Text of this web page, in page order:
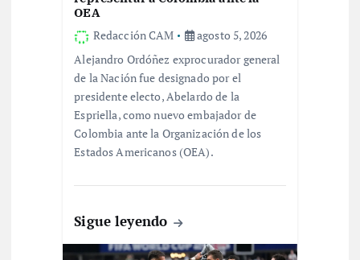
OEA
Redacción CAM
agosto 5, 2026
Alejandro Ordóñez exprocurador general
de la Nación fue designado por el
presidente electo, Abelardo de la
Espriella, como nuevo embajador de
Colombia ante la Organización de los
Estados Americanos (OEA).
Sigue leyendo